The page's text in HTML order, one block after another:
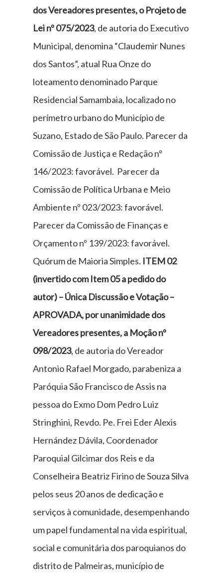
dos Vereadores presentes, o Projeto de
Lei nº 075/2023, de autoria do Executivo
Municipal, denomina “Claudemir Nunes
dos Santos”, atual Rua Onze do
loteamento denominado Parque
Residencial Samambaia, localizado no
perímetro urbano do Município de
Suzano, Estado de São Paulo. Parecer da
Comissão de Justiça e Redação nº
146/2023: favorável. Parecer da
Comissão de Política Urbana e Meio
Ambiente nº 023/2023: favorável.
Parecer da Comissão de Finanças e
Orçamento nº 139/2023: favorável.
Quórum de Maioria Simples. ITEM 02
(invertido com Item 05 a pedido do
autor) –Única Discussão e Votação –
APROVADA, por unanimidade dos
Vereadores presentes, a Moção nº
098/2023, de autoria do Vereador
Antonio Rafael Morgado, parabeniza a
Paróquia São Francisco de Assis na
pessoa do Exmo Dom Pedro Luiz
Stringhini, Revdo. Pe. Frei Eder Alexis
Hernández Dávila, Coordenador
Paroquial Gilcimar dos Reis e da
Conselheira Beatriz Firino de Souza Silva
pelos seus 20 anos de dedicação e
serviços à comunidade, desempenhando
um papel fundamental na vida espiritual,
social e comunitária dos paroquianos do
distrito de Palmeiras, município de